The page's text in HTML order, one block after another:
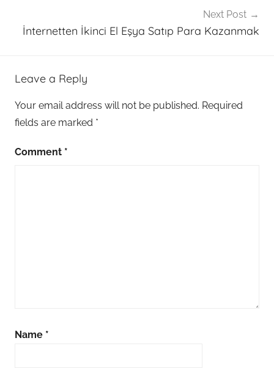
Next Post
İnternetten İkinci El Eşya Satıp Para Kazanmak
Leave a Reply
Your email address will not be published. Required
fields are marked *
Comment *
Name *